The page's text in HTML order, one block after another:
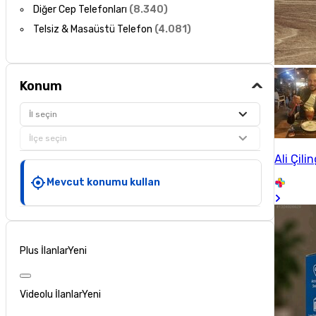
Diğer Cep Telefonları (8.340)
Telsiz & Masaüstü Telefon (4.081)
Konum
İl seçin
İlçe seçin
Mevcut konumu kullan
Plus İlanlarYeni
Videolu İlanlarYeni
Ali